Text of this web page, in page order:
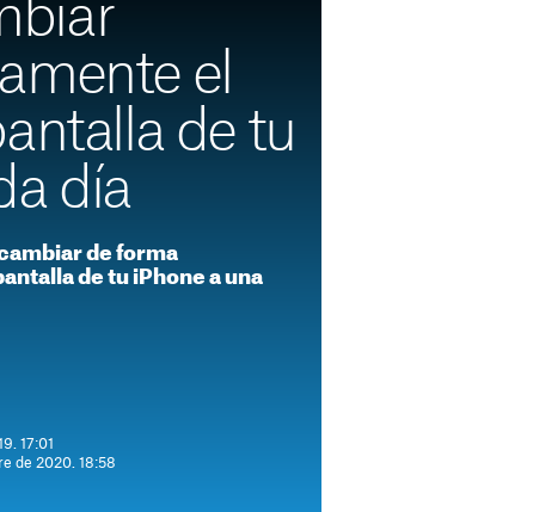
el
de tu
día
de forma
de tu iPhone a una
17:01
de 2020. 18:58